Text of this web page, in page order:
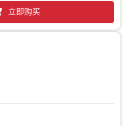
立即购买